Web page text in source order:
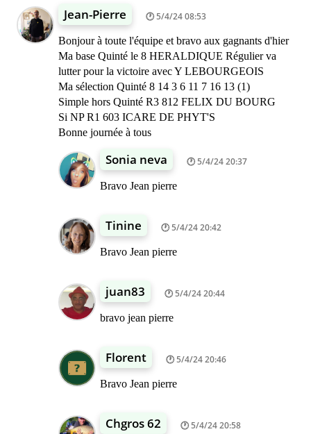
Jean-Pierre 5/4/24 08:53
Bonjour à toute l'équipe et bravo aux gagnants d'hier
Ma base Quinté le 8 HERALDIQUE Régulier va
lutter pour la victoire avec Y LEBOURGEOIS
Ma sélection Quinté 8 14 3 6 11 7 16 13 (1)
Simple hors Quinté R3 812 FELIX DU BOURG
Si NP R1 603 ICARE DE PHYT'S
Bonne journée à tous
Sonia neva 5/4/24 20:37
Bravo Jean pierre
Tinine 5/4/24 20:42
Bravo Jean pierre
juan83 5/4/24 20:44
bravo jean pierre
Florent 5/4/24 20:46
Bravo Jean pierre
Chgros 62 5/4/24 20:58